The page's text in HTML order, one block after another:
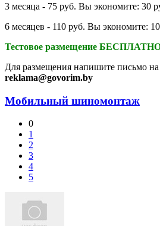
3 месяца - 75 руб. Вы экономите: 30
6 месяцев - 110 руб. Вы экономите:
Тестовое размещение БЕСПЛАТНО
Для размещения напишите письмо
reklama@govorim.by
Мобильный шиномонтаж
0
1
2
3
4
5